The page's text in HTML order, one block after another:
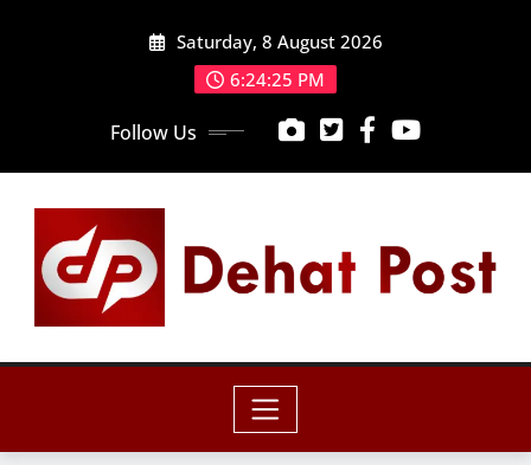
Saturday, 8 August 2026
6:24:27 PM
Follow Us